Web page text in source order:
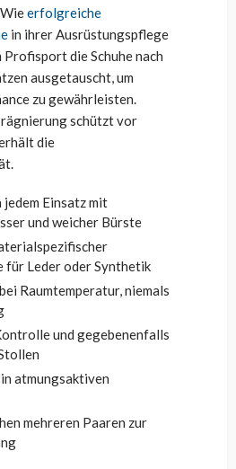
erfolgreiche
in ihrer Ausrüstungspflege
Profisport die Schuhe nach
ausgetauscht, um
zu gewährleisten.
schützt vor
die
jedem Einsatz mit
und weicher Bürste
für Leder oder Synthetik
Raumtemperatur, niemals
und gegebenenfalls
atmungsaktiven
mehreren Paaren zur